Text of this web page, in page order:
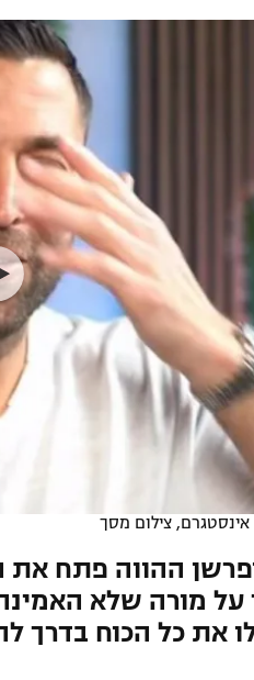
עסק
הפועל תל
הפועל חיפה
הפועל באר
מכבי נתניה
בני יהודה
אינסטגרם, צילום מסך
ההווה פתח את
על מורה שלא
את כל הכוח בדרך